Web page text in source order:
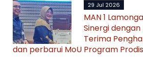
29 Jul 2026
MAN 1
Sinergi dengan
Terima
dan perbarui MoU Program